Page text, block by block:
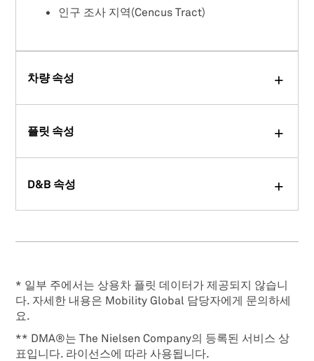
인구 조사 지역(Cencus Tract)
차량 속성
플릿 속성
D&B 속성
* 일부 주에서는 상용차 플릿 데이터가 제공되지 않습니
다. 자세한 내용은 Mobility Global 담당자에게 문의하세
요.
** DMA®는 The Nielsen Company의 등록된 서비스 상
표입니다. 라이선스에 따라 사용됩니다.